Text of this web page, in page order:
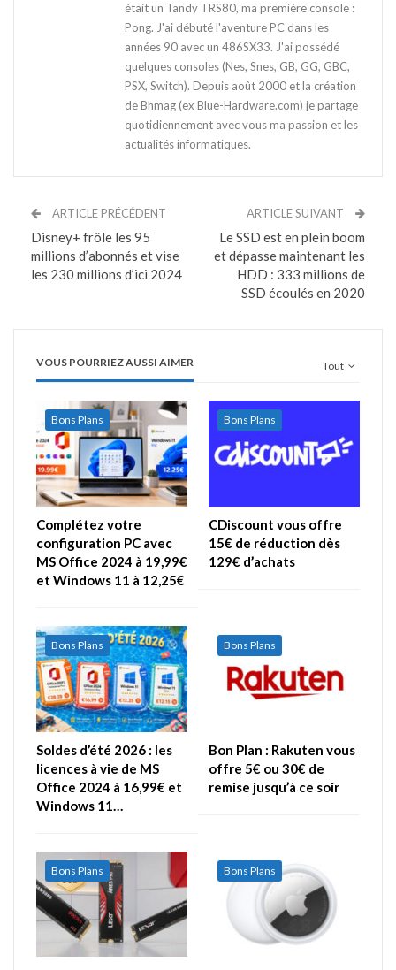
était un Tandy TRS80, ma première console :
Pong. J'ai débuté l'aventure PC dans les
années 90 avec un 486SX33. J'ai possédé
quelques consoles (Nes, Snes, GB, GG, GBC,
PSX, Switch). Depuis août 2000 et la création
de Bhmag (ex Blue-Hardware.com) je partage
quotidiennement avec vous ma passion et les
actualités informatiques.
ARTICLE PRÉCÉDENT
Disney+ frôle les 95
millions d’abonnés et vise
les 230 millions d’ici 2024
ARTICLE SUIVANT
Le SSD est en plein boom
et dépasse maintenant les
HDD : 333 millions de
SSD écoulés en 2020
Tout
VOUS POURRIEZ AUSSI AIMER
Bons Plans
Complétez votre
configuration PC avec
MS Office 2024 à 19,99€
et Windows 11 à 12,25€
Bons Plans
CDiscount vous offre
15€ de réduction dès
129€ d’achats
Bons Plans
Soldes d’été 2026 : les
licences à vie de MS
Office 2024 à 16,99€ et
Windows 11…
Bons Plans
Bon Plan : Rakuten vous
offre 5€ ou 30€ de
remise jusqu’à ce soir
Bons Plans Bons Plans